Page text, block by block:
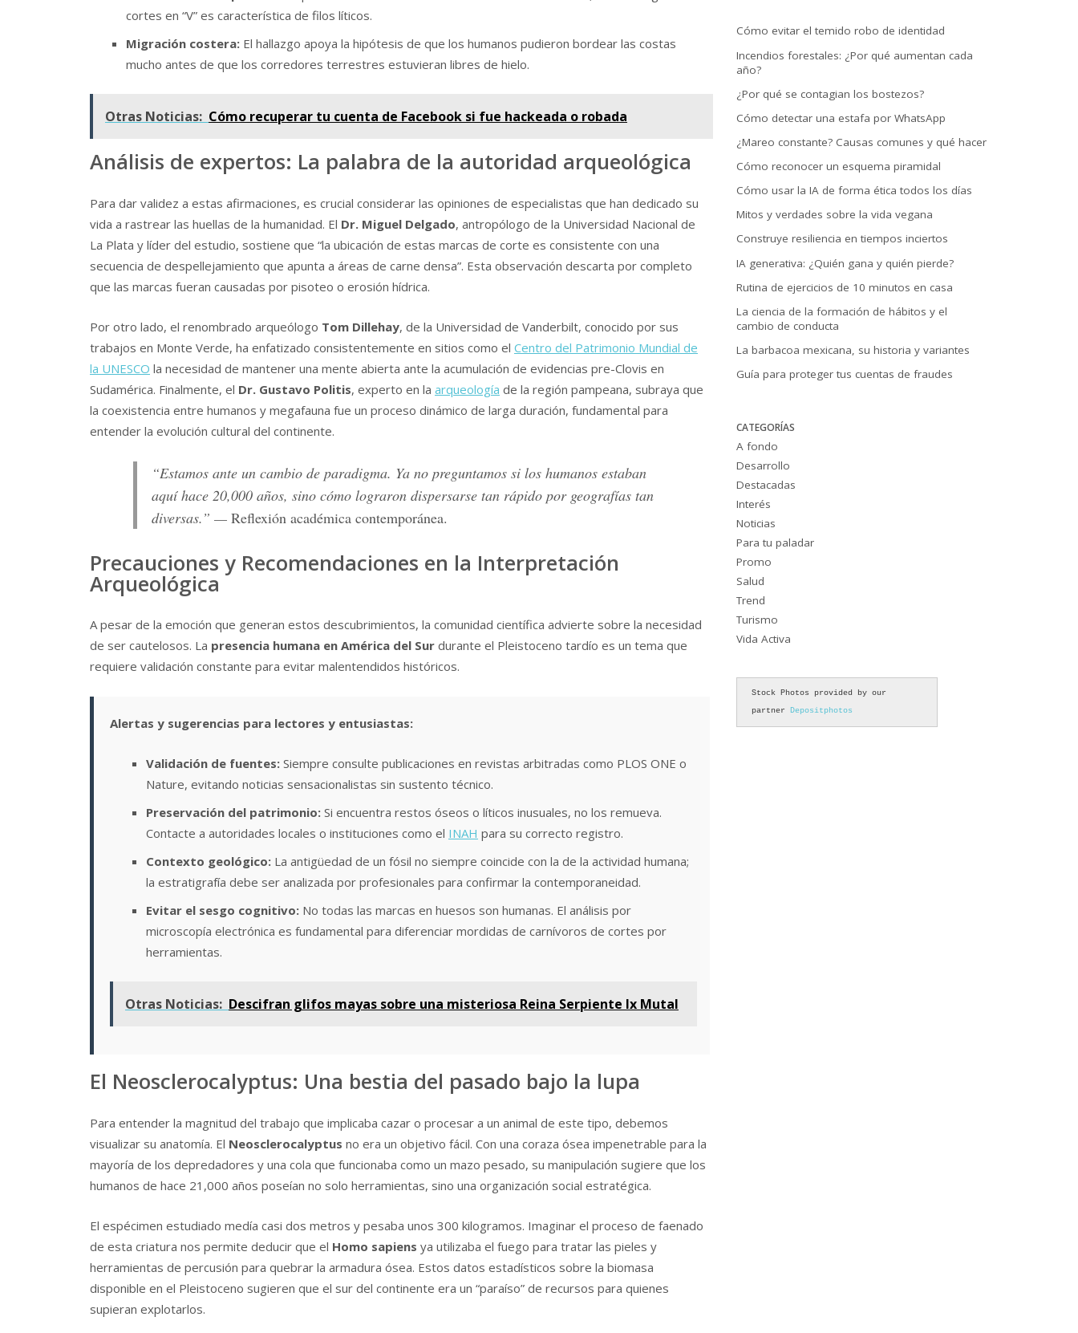
cortes en “V” es característica de filos líticos.
Migración costera: El hallazgo apoya la hipótesis de que los humanos pudieron bordear las costas
mucho antes de que los corredores terrestres estuvieran libres de hielo.
Otras Noticias: Cómo recuperar tu cuenta de Facebook si fue hackeada o robada
Análisis de expertos: La palabra de la autoridad arqueológica
Para dar validez a estas afirmaciones, es crucial considerar las opiniones de especialistas que han dedicado su
vida a rastrear las huellas de la humanidad. El Dr. Miguel Delgado, antropólogo de la Universidad Nacional de
La Plata y líder del estudio, sostiene que “la ubicación de estas marcas de corte es consistente con una
secuencia de despellejamiento que apunta a áreas de carne densa”. Esta observación descarta por completo
que las marcas fueran causadas por pisoteo o erosión hídrica.
Por otro lado, el renombrado arqueólogo Tom Dillehay, de la Universidad de Vanderbilt, conocido por sus
trabajos en Monte Verde, ha enfatizado consistentemente en sitios como el Centro del Patrimonio Mundial de
la UNESCO la necesidad de mantener una mente abierta ante la acumulación de evidencias pre-Clovis en
Sudamérica. Finalmente, el Dr. Gustavo Politis, experto en la arqueología de la región pampeana, subraya que
la coexistencia entre humanos y megafauna fue un proceso dinámico de larga duración, fundamental para
entender la evolución cultural del continente.
“Estamos ante un cambio de paradigma. Ya no preguntamos si los humanos estaban
aquí hace 20,000 años, sino cómo lograron dispersarse tan rápido por geografías tan
diversas.” — Reflexión académica contemporánea.
Precauciones y Recomendaciones en la Interpretación
Arqueológica
A pesar de la emoción que generan estos descubrimientos, la comunidad científica advierte sobre la necesidad
de ser cautelosos. La presencia humana en América del Sur durante el Pleistoceno tardío es un tema que
requiere validación constante para evitar malentendidos históricos.
Alertas y sugerencias para lectores y entusiastas:
Validación de fuentes: Siempre consulte publicaciones en revistas arbitradas como PLOS ONE o
Nature, evitando noticias sensacionalistas sin sustento técnico.
Preservación del patrimonio: Si encuentra restos óseos o líticos inusuales, no los remueva.
Contacte a autoridades locales o instituciones como el INAH para su correcto registro.
Contexto geológico: La antigüedad de un fósil no siempre coincide con la de la actividad humana;
la estratigrafía debe ser analizada por profesionales para confirmar la contemporaneidad.
Evitar el sesgo cognitivo: No todas las marcas en huesos son humanas. El análisis por
microscopía electrónica es fundamental para diferenciar mordidas de carnívoros de cortes por
herramientas.
Otras Noticias: Descifran glifos mayas sobre una misteriosa Reina Serpiente Ix Mutal
El Neosclerocalyptus: Una bestia del pasado bajo la lupa
Para entender la magnitud del trabajo que implicaba cazar o procesar a un animal de este tipo, debemos
visualizar su anatomía. El Neosclerocalyptus no era un objetivo fácil. Con una coraza ósea impenetrable para la
mayoría de los depredadores y una cola que funcionaba como un mazo pesado, su manipulación sugiere que los
humanos de hace 21,000 años poseían no solo herramientas, sino una organización social estratégica.
El espécimen estudiado medía casi dos metros y pesaba unos 300 kilogramos. Imaginar el proceso de faenado
de esta criatura nos permite deducir que el Homo sapiens ya utilizaba el fuego para tratar las pieles y
herramientas de percusión para quebrar la armadura ósea. Estos datos estadísticos sobre la biomasa
disponible en el Pleistoceno sugieren que el sur del continente era un “paraíso” de recursos para quienes
supieran explotarlos.
Cómo evitar el temido robo de identidad
Incendios forestales: ¿Por qué aumentan cada
año?
¿Por qué se contagian los bostezos?
Cómo detectar una estafa por WhatsApp
¿Mareo constante? Causas comunes y qué hacer
Cómo reconocer un esquema piramidal
Cómo usar la IA de forma ética todos los días
Mitos y verdades sobre la vida vegana
Construye resiliencia en tiempos inciertos
IA generativa: ¿Quién gana y quién pierde?
Rutina de ejercicios de 10 minutos en casa
La ciencia de la formación de hábitos y el
cambio de conducta
La barbacoa mexicana, su historia y variantes
Guía para proteger tus cuentas de fraudes
CATEGORÍAS
A fondo
Desarrollo
Destacadas
Interés
Noticias
Para tu paladar
Promo
Salud
Trend
Turismo
Vida Activa
Stock Photos provided by our
partner Depositphotos